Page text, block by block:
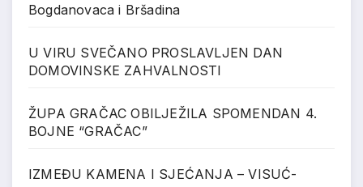
Bogdanovaca i Bršadina
U VIRU SVEČANO PROSLAVLJEN DAN
DOMOVINSKE ZAHVALNOSTI
ŽUPA GRAČAC OBILJEŽILA SPOMENDAN 4.
BOJNE “GRAČAC”
IZMEĐU KAMENA I SJEĆANJA – VISUĆ-